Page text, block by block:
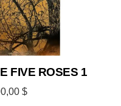
FIVE ROSES 1
$